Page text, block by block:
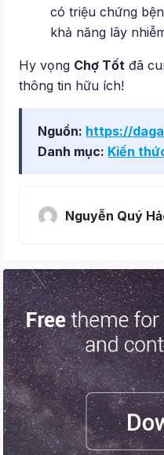
có triệu chứng
khả năng lây
Hy vọng Chợ Tốt đã
thông tin hữu ích!
Nguồn: https://
Danh mục: Kiến
Nguyễn Quý